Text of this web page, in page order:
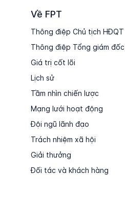
Về FPT
Thông điệp Chủ tịch HĐQT
Thông điệp Tổng giám đốc
Giá trị cốt lõi
Lịch sử
Tầm nhìn chiến lược
Mạng lưới hoạt động
Đội ngũ lãnh đạo
Trách nhiệm xã hội
Giải thưởng
Đối tác và khách hàng